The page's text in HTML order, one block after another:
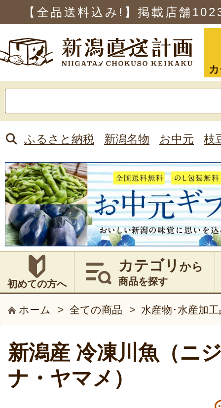
【全品送料込み!】掲載店舗
索:
ふるさと納税 新潟名物 お中元 枝
初めての方へ
カテゴリ から
商品を探す
ホーム > 全ての商品 > 水産物･水産加
新潟産 冷凍川魚（ニ
ナ・ヤマメ）